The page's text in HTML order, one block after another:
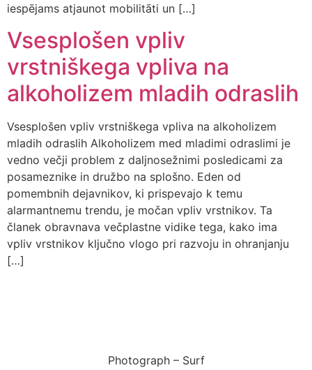
iespējams atjaunot mobilitāti un […]
Vsesplošen vpliv
vrstniškega vpliva na
alkoholizem mladih odraslih
Vsesplošen vpliv vrstniškega vpliva na alkoholizem
mladih odraslih Alkoholizem med mladimi odraslimi je
vedno večji problem z daljnosežnimi posledicami za
posameznike in družbo na splošno. Eden od
pomembnih dejavnikov, ki prispevajo k temu
alarmantnemu trendu, je močan vpliv vrstnikov. Ta
članek obravnava večplastne vidike tega, kako ima
vpliv vrstnikov ključno vlogo pri razvoju in ohranjanju
[…]
Photograph – Surf